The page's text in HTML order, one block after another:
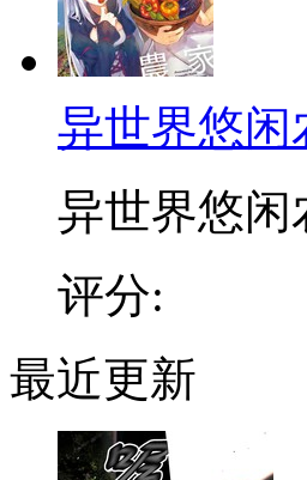
异世界悠闲
异世界悠闲
评分:
最近更新